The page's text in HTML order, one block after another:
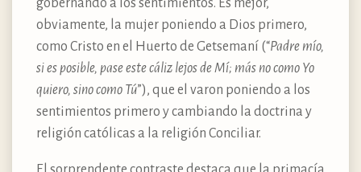
gobernando a los sentimientos. Es mejor,
obviamente, la mujer poniendo a Dios primero,
como Cristo en el Huerto de Getsemaní (“Padre mío,
si es posible, pase este cáliz lejos de Mí; más no como Yo
quiero, sino como Tú”), que el varon poniendo a los
sentimientos primero y cambiando la doctrina y
religión católicas a la religión Conciliar.